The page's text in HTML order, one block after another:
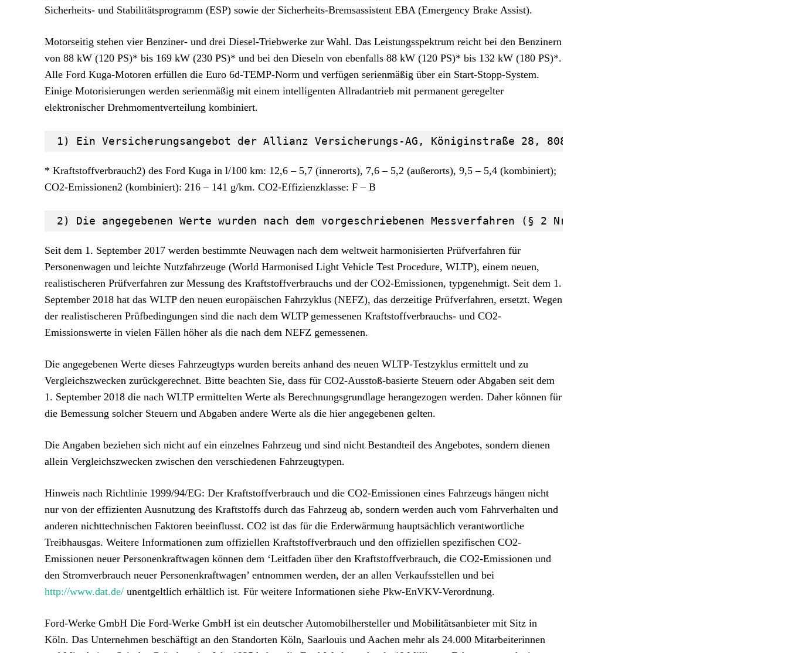
Sicherheits- und Stabilitätsprogramm (ESP) sowie der Sicherheits-Bremsassistent EBA (Emergency Brake Assist).
Motorseitig stehen vier Benziner- und drei Diesel-Triebwerke zur Wahl. Das Leistungsspektrum reicht bei den Benzinern
von 88 kW (120 PS)* bis 169 kW (230 PS)* und bei den Dieseln von ebenfalls 88 kW (120 PS)* bis 132 kW (180 PS)*.
Alle Ford Kuga-Motoren erfüllen die Euro 6d-TEMP-Norm und verfügen serienmäßig über ein Start-Stopp-System.
Einige Motorisierungen werden serienmäßig mit einem intelligenten Allradantrieb mit permanent geregelter
elektronischer Drehmomentverteilung kombiniert.
1) Ein Versicherungsangebot der Allianz Versicherungs-AG, Königinstraße 28, 80802 München, über einen
* Kraftstoffverbrauch2) des Ford Kuga in l/100 km: 12,6 – 5,7 (innerorts), 7,6 – 5,2 (außerorts), 9,5 – 5,4 (kombiniert);
CO2-Emissionen2 (kombiniert): 216 – 141 g/km. CO2-Effizienzklasse: F – B
2) Die angegebenen Werte wurden nach dem vorgeschriebenen Messverfahren (§ 2 Nrn. 5, 6, 6a Pkw-EnVKV in der
Seit dem 1. September 2017 werden bestimmte Neuwagen nach dem weltweit harmonisierten Prüfverfahren für
Personenwagen und leichte Nutzfahrzeuge (World Harmonised Light Vehicle Test Procedure, WLTP), einem neuen,
realistischeren Prüfverfahren zur Messung des Kraftstoffverbrauchs und der CO2-Emissionen, typgenehmigt. Seit dem 1.
September 2018 hat das WLTP den neuen europäischen Fahrzyklus (NEFZ), das derzeitige Prüfverfahren, ersetzt. Wegen
der realistischeren Prüfbedingungen sind die nach dem WLTP gemessenen Kraftstoffverbrauchs- und CO2-
Emissionswerte in vielen Fällen höher als die nach dem NEFZ gemessenen.
Die angegebenen Werte dieses Fahrzeugtyps wurden bereits anhand des neuen WLTP-Testzyklus ermittelt und zu
Vergleichszwecken zurückgerechnet. Bitte beachten Sie, dass für CO2-Ausstoß-basierte Steuern oder Abgaben seit dem
1. September 2018 die nach WLTP ermittelten Werte als Berechnungsgrundlage herangezogen werden. Daher können für
die Bemessung solcher Steuern und Abgaben andere Werte als die hier angegebenen gelten.
Die Angaben beziehen sich nicht auf ein einzelnes Fahrzeug und sind nicht Bestandteil des Angebotes, sondern dienen
allein Vergleichszwecken zwischen den verschiedenen Fahrzeugtypen.
Hinweis nach Richtlinie 1999/94/EG: Der Kraftstoffverbrauch und die CO2-Emissionen eines Fahrzeugs hängen nicht
nur von der effizienten Ausnutzung des Kraftstoffs durch das Fahrzeug ab, sondern werden auch vom Fahrverhalten und
anderen nichttechnischen Faktoren beeinflusst. CO2 ist das für die Erderwärmung hauptsächlich verantwortliche
Treibhausgas. Weitere Informationen zum offiziellen Kraftstoffverbrauch und den offiziellen spezifischen CO2-
Emissionen neuer Personenkraftwagen können dem ‘Leitfaden über den Kraftstoffverbrauch, die CO2-Emissionen und
den Stromverbrauch neuer Personenkraftwagen’ entnommen werden, der an allen Verkaufsstellen und bei
http://www.dat.de/ unentgeltlich erhältlich ist. Für weitere Informationen siehe Pkw-EnVKV-Verordnung.
Ford-Werke GmbH Die Ford-Werke GmbH ist ein deutscher Automobilhersteller und Mobilitätsanbieter mit Sitz in
Köln. Das Unternehmen beschäftigt an den Standorten Köln, Saarlouis und Aachen mehr als 24.000 Mitarbeiterinnen